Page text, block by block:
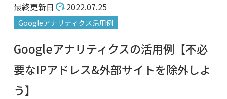
最終更新日
2022.07.25
Googleアナリティクス活用例
Googleアナリティクスの活用例【不必
要なIPアドレス&外部サイトを除外しよ
う】